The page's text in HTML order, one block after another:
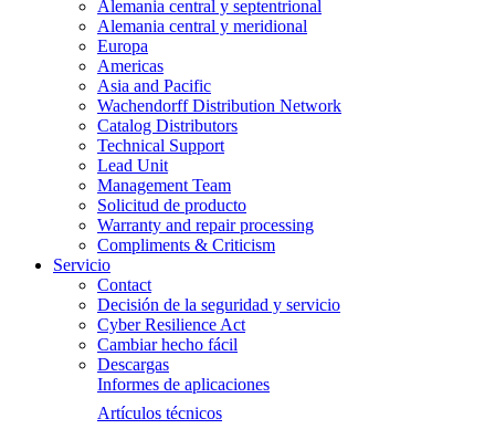
Alemania central y septentrional
Alemania central y meridional
Europa
Americas
Asia and Pacific
Wachendorff Distribution Network
Catalog Distributors
Technical Support
Lead Unit
Management Team
Solicitud de producto
Warranty and repair processing
Compliments & Criticism
Servicio
Contact
Decisión de la seguridad y servicio
Cyber Resilience Act
Cambiar hecho fácil
Descargas
Informes de aplicaciones
Artículos técnicos